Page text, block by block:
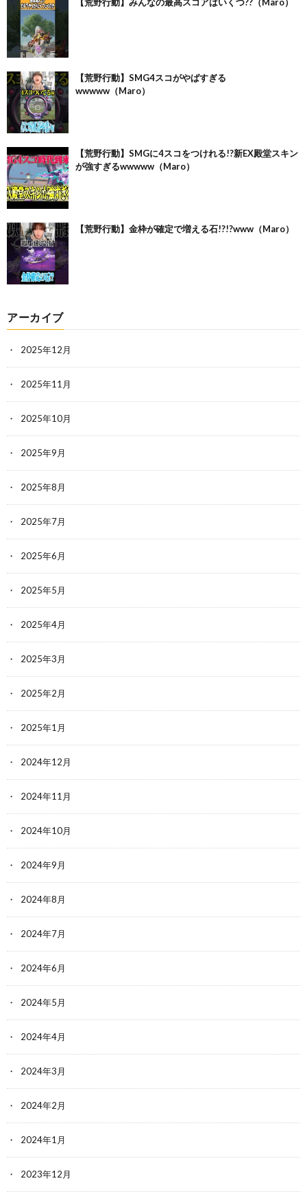
【荒野行動】SMG4スコがやばすぎる
wwwww（Maro）
【荒野行動】SMGに4スコをつけれる!?新EX殿堂スキン
が強すぎるwwwww（Maro）
【荒野行動】金枠が確定で増える石!?!?www（Maro）
アーカイブ
2025年12月
2025年11月
2025年10月
2025年9月
2025年8月
2025年7月
2025年6月
2025年5月
2025年4月
2025年3月
2025年2月
2025年1月
2024年12月
2024年11月
2024年10月
2024年9月
2024年8月
2024年7月
2024年6月
2024年5月
2024年4月
2024年3月
2024年2月
2024年1月
2023年12月